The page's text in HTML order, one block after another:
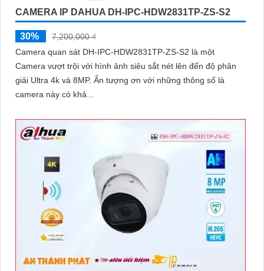
CAMERA IP DAHUA DH-IPC-HDW2831TP-ZS-S2
30%
7,200,000 ₫
Camera quan sát DH-IPC-HDW2831TP-ZS-S2 là một
Camera vượt trội với hình ảnh siêu sắt nét lên đến độ phân
giải Ultra 4k và 8MP. Ấn tượng ơn với những thông số là
camera này có khả...